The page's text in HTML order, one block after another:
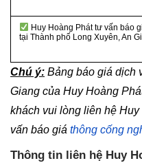
Huy Hoàng Phát tư vấn báo
tại Thành phố Long Xuyên, An
Chú ý: Bảng báo giá dịch
Giang của Huy Hoàng
khách vui lòng liên hệ
vấn báo giá thông cống
Thông tin liên hệ Huy